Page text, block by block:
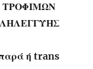
ΤΡΟΦΙΜΩΝ
ή trans